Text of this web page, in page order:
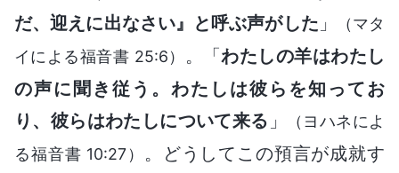
だ、迎えに出なさい』と呼ぶ声がした 」
（マタ
イによる福音書 25:6）
。「わたしの羊はわたし
の声に聞き従う。わたしは彼らを知ってお
り、彼らはわたしについて来る 」
（ヨハネによ
る福音書 10:27） 。どうしてこの預言が成就す